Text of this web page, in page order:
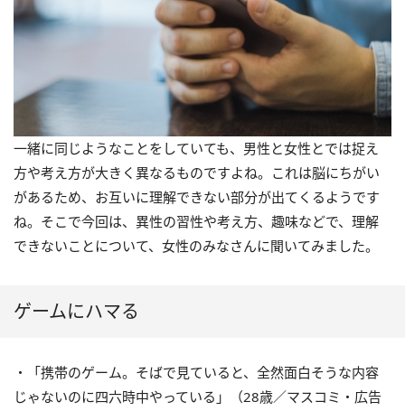
一緒に同じようなことをしていても、男性と女性とでは捉え
方や考え方が大きく異なるものですよね。これは脳にちがい
があるため、お互いに理解できない部分が出てくるようです
ね。そこで今回は、異性の習性や考え方、趣味などで、理解
できないことについて、女性のみなさんに聞いてみました。
ゲームにハマる
・「携帯のゲーム。そばで見ていると、全然面白そうな内容
じゃないのに四六時中やっている」（28歳／マスコミ・広告